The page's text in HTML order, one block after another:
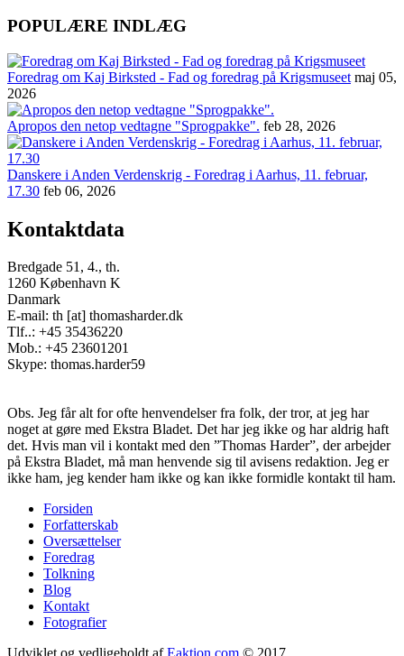
POPULÆRE INDLÆG
Foredrag om Kaj Birksted - Fad og foredrag på Krigsmuseet maj 05,
2026
Apropos den netop vedtagne "Sprogpakke". feb 28, 2026
Danskere i Anden Verdenskrig - Foredrag i Aarhus, 11. februar,
17.30 feb 06, 2026
Kontaktdata
Bredgade 51, 4., th.
1260 København K
Danmark
E-mail: th [at] thomasharder.dk
Tlf..: +45 35436220
Mob.: +45 23601201
Skype: thomas.harder59
Obs. Jeg får alt for ofte henvendelser fra folk, der tror, at jeg har
noget at gøre med Ekstra Bladet. Det har jeg ikke og har aldrig haft
det. Hvis man vil i kontakt med den ”Thomas Harder”, der arbejder
på Ekstra Bladet, må man henvende sig til avisens redaktion. Jeg er
ikke ham, jeg kender ham ikke og kan ikke formidle kontakt til ham.
Footer
menu
Forsiden
Forfatterskab
Oversættelser
Foredrag
Tolkning
Blog
Kontakt
Fotografier